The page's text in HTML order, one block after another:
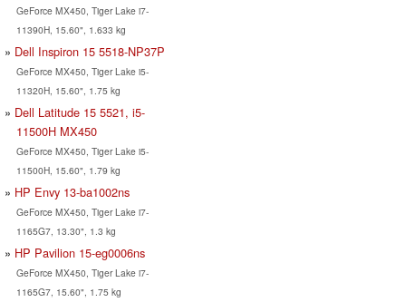
GeForce MX450, Tiger Lake i7-
11390H, 15.60", 1.633 kg
Dell Inspiron 15 5518-NP37P
GeForce MX450, Tiger Lake i5-
11320H, 15.60", 1.75 kg
Dell Latitude 15 5521, i5-
11500H MX450
GeForce MX450, Tiger Lake i5-
11500H, 15.60", 1.79 kg
HP Envy 13-ba1002ns
GeForce MX450, Tiger Lake i7-
1165G7, 13.30", 1.3 kg
HP Pavilion 15-eg0006ns
GeForce MX450, Tiger Lake i7-
1165G7, 15.60", 1.75 kg